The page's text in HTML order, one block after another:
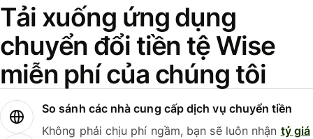
Tải xuống ứng dụng
chuyển đổi tiền tệ Wise
miễn phí của chúng tôi
So sánh các nhà cung cấp dịch vụ chuyển tiền
Không phải chịu phí ngầm, bạn sẽ luôn nhận tỷ giá